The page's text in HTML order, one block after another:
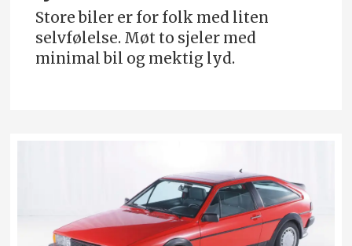
Store biler er for folk med liten
selvfølelse. Møt to sjeler med
minimal bil og mektig lyd.